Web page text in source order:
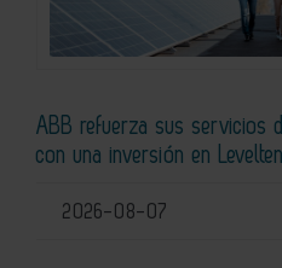
ABB refuerza sus servicios
con una inversión en
2026-08-07